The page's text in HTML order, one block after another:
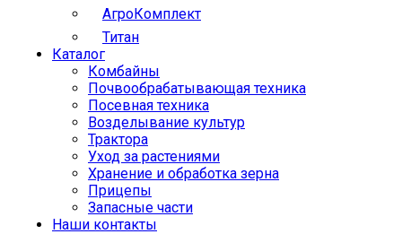
АгроКомплект
Титан
Каталог
Комбайны
Почвообрабатывающая техника
Посевная техника
Возделывание культур
Трактора
Уход за растениями
Хранение и обработка зерна
Прицепы
Запасные части
Наши контакты